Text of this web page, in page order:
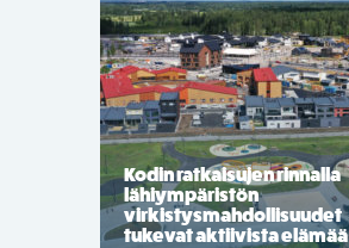
Kodin ratkaisujen rinnalla
lähiympäristön
virkistysmahdollisuudet
tukevat aktiivista elämää